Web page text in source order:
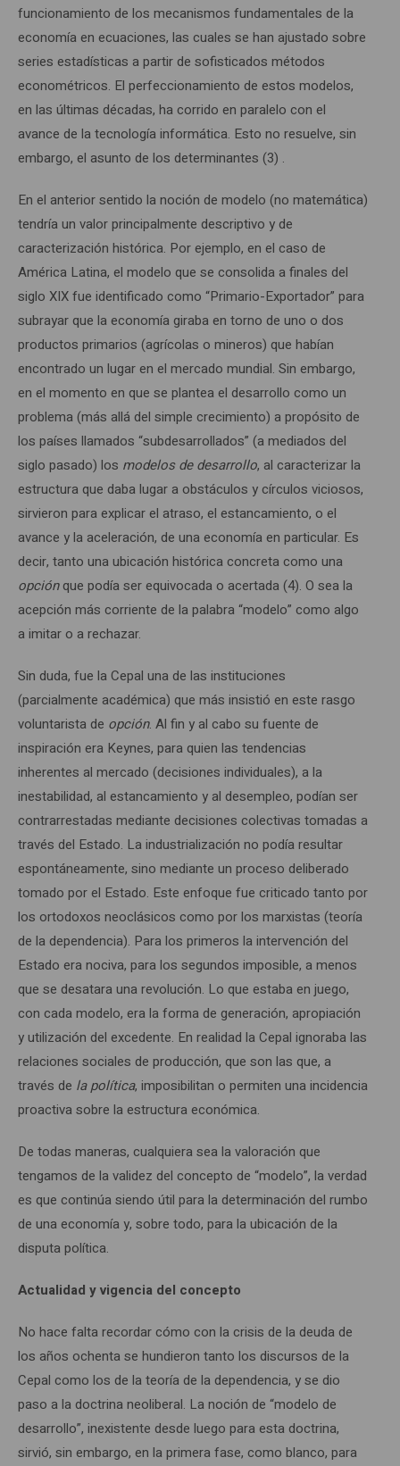
funcionamiento de los mecanismos fundamentales de la
economía en ecuaciones, las cuales se han ajustado sobre
series estadísticas a partir de sofisticados métodos
econométricos. El perfeccionamiento de estos modelos,
en las últimas décadas, ha corrido en paralelo con el
avance de la tecnología informática. Esto no resuelve, sin
embargo, el asunto de los determinantes (3) .
En el anterior sentido la noción de modelo (no matemática)
tendría un valor principalmente descriptivo y de
caracterización histórica. Por ejemplo, en el caso de
América Latina, el modelo que se consolida a finales del
siglo XIX fue identificado como “Primario-Exportador” para
subrayar que la economía giraba en torno de uno o dos
productos primarios (agrícolas o mineros) que habían
encontrado un lugar en el mercado mundial. Sin embargo,
en el momento en que se plantea el desarrollo como un
problema (más allá del simple crecimiento) a propósito de
los países llamados “subdesarrollados” (a mediados del
siglo pasado) los modelos de desarrollo, al caracterizar la
estructura que daba lugar a obstáculos y círculos viciosos,
sirvieron para explicar el atraso, el estancamiento, o el
avance y la aceleración, de una economía en particular. Es
decir, tanto una ubicación histórica concreta como una
opciónque podía ser equivocada o acertada (4). O sea la
acepción más corriente de la palabra “modelo” como algo
a imitar o a rechazar.
Sin duda, fue la Cepal una de las instituciones
(parcialmente académica) que más insistió en este rasgo
voluntarista de opción. Al fin y al cabo su fuente de
inspiración era Keynes, para quien las tendencias
inherentes al mercado (decisiones individuales), a la
inestabilidad, al estancamiento y al desempleo, podían ser
contrarrestadas mediante decisiones colectivas tomadas a
través del Estado. La industrialización no podía resultar
espontáneamente, sino mediante un proceso deliberado
tomado por el Estado. Este enfoque fue criticado tanto por
los ortodoxos neoclásicos como por los marxistas (teoría
de la dependencia). Para los primeros la intervención del
Estado era nociva, para los segundos imposible, a menos
que se desatara una revolución. Lo que estaba en juego,
con cada modelo, era la forma de generación, apropiación
y utilización del excedente. En realidad la Cepal ignoraba las
relaciones sociales de producción, que son las que, a
través de la política, imposibilitan o permiten una incidencia
proactiva sobre la estructura económica.
De todas maneras, cualquiera sea la valoración que
tengamos de la validez del concepto de “modelo”, la verdad
es que continúa siendo útil para la determinación del rumbo
de una economía y, sobre todo, para la ubicación de la
disputa política.
Actualidad y vigencia del concepto
No hace falta recordar cómo con la crisis de la deuda de
los años ochenta se hundieron tanto los discursos de la
Cepal como los de la teoría de la dependencia, y se dio
paso a la doctrina neoliberal. La noción de “modelo de
desarrollo”, inexistente desde luego para esta doctrina,
sirvió, sin embargo, en la primera fase, como blanco, para